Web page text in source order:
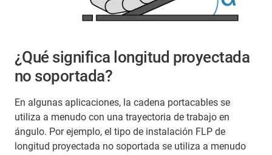
¿Qué significa longitud proyectada
no soportada?
En algunas aplicaciones, la cadena portacables se
utiliza a menudo con una trayectoria de trabajo en
ángulo. Por ejemplo, el tipo de instalación FLP de
longitud proyectada no soportada se utiliza a menudo